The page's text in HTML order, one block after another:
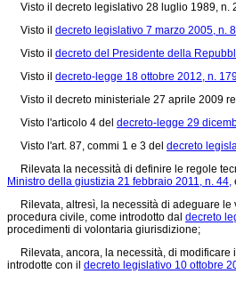
Visto il decreto legislativo 28 luglio 1989, n.
Visto il decreto legislativo 7 marzo 2005, n.
Visto il decreto del Presidente della
Visto il decreto-legge 18 ottobre 2012, n.
Visto il decreto ministeriale 27 aprile 2009
Visto l'articolo 4 del decreto-legge 29
Visto l'art. 87, commi 1 e 3 del decreto
Rilevata la necessità di definire le regole
Ministro della giustizia 21 febbraio 2011, n. 44,
Rilevata, altresì, la necessità di adeguare le
procedura civile, come introdotto dal decreto
procedimenti di volontaria giurisdizione;
Rilevata, ancora, la necessità, di modificare il
introdotte con il decreto legislativo 10 ottobre